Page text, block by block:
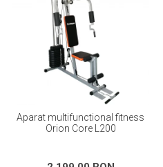
Aparat multifunctional fitness
Orion Core L200